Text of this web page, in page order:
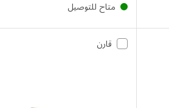
متاح للتوصيل
قارن